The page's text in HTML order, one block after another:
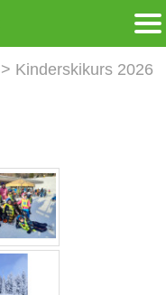
Kinderskikurs 2026